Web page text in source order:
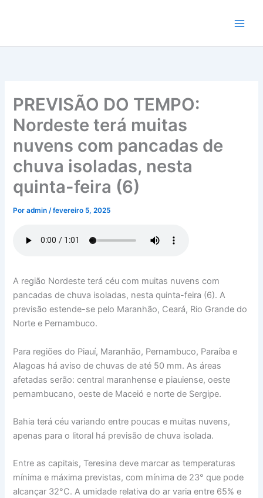
conteúdo
PREVISÃO DO TEMPO:
Nordeste terá muitas
nuvens com pancadas de
chuva isoladas, nesta
quinta-feira (6)
Poradmin/fevereiro 5, 2025
A região Nordeste terá céu com muitas nuvens com
pancadas de chuva isoladas, nesta quinta-feira (6). A
previsão estende-se pelo Maranhão, Ceará, Rio Grande do
Norte e Pernambuco.
Para regiões do Piauí, Maranhão, Pernambuco, Paraíba e
Alagoas há aviso de chuvas de até 50 mm. As áreas
afetadas serão: central maranhense e piauiense, oeste
pernambucano, oeste de Maceió e norte de Sergipe.
Bahia terá céu variando entre poucas e muitas nuvens,
apenas para o litoral há previsão de chuva isolada.
Entre as capitais, Teresina deve marcar as temperaturas
mínima e máxima previstas, com mínima de 23° que pode
alcançar 32°C. A umidade relativa do ar varia entre 65% e